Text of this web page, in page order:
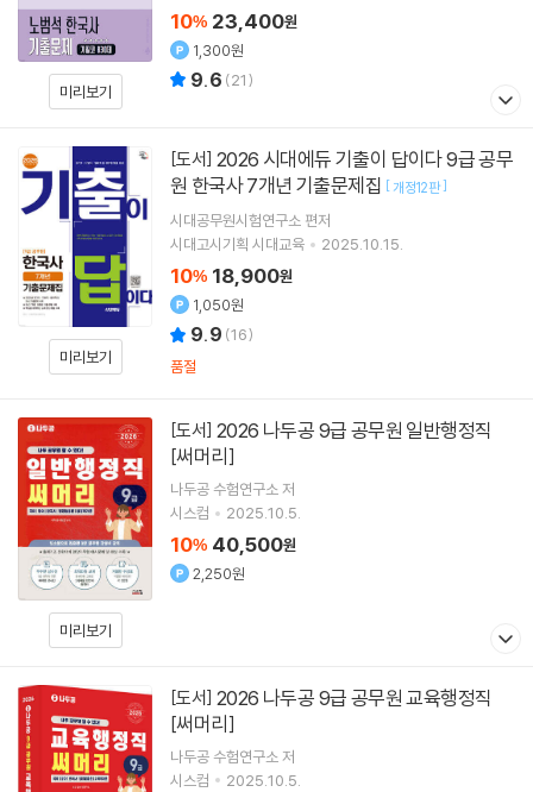
미리보기
10% 23,400원
1,300원
9.6 (21)
미리보기
[도서]
원 한국사 7개년 기출문제집 [개정12판]
시대공무원시험연구소 편저
시대고시기획 시대교육
2025.10.15.
10% 18,900원
1,050원
9.9 (16)
품절
미리보기
[도서]
[써머리]
나두공 수험연구소 저
시스컴
2025.10.5.
10% 40,500원
2,250원
[도서]
[써머리]
나두공 수험연구소 저
시스컴
2025.10.5.